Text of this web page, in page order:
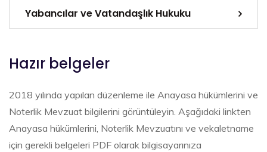
Yabancılar ve Vatandaşlık Hukuku
Hazır belgeler
2018 yılında yapılan düzenleme ile Anayasa hükümlerini ve
Noterlik Mevzuat bilgilerini görüntüleyin. Aşağıdaki linkten
Anayasa hükümlerini, Noterlik Mevzuatını ve vekaletname
için gerekli belgeleri PDF olarak bilgisayarınıza